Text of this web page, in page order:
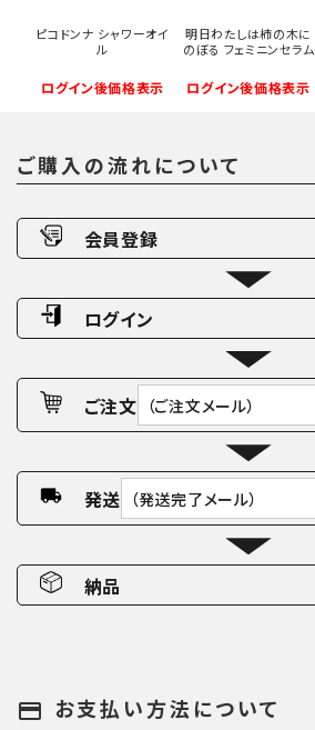
ピコドンナ シャワーオイ
ル
ログイン後価格表示
明日わたしは柿の木に
のぼる フェミニンセラム
ログイン後価格表示
ご購入の流れについて
会員登録
ログイン
ご注文 （ご注文メール）
発送 （発送完了メール）
納品
payment お支払い方法について